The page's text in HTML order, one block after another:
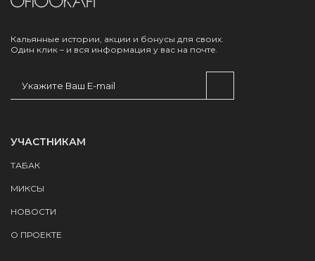
Кальянные истории, акции и бонусы для своих.
Один клик – и вся информация у вас на почте.
УЧАСТНИКАМ
ТАБАК
МИКСЫ
НОВОСТИ
О ПРОЕКТЕ